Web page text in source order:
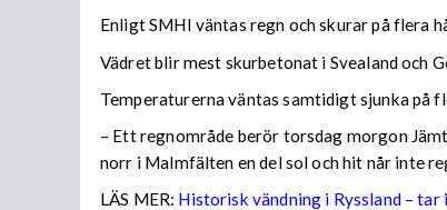
Enligt SMHI väntas regn och skurar på flera
Vädret blir mest skurbetonat i Svealand och
Temperaturerna väntas samtidigt sjunka på
– Ett regnområde berör torsdag morgon
norr i Malmfälten en del sol och hit når inte
LÄS MER: Historisk vändning i Ryssland – tar